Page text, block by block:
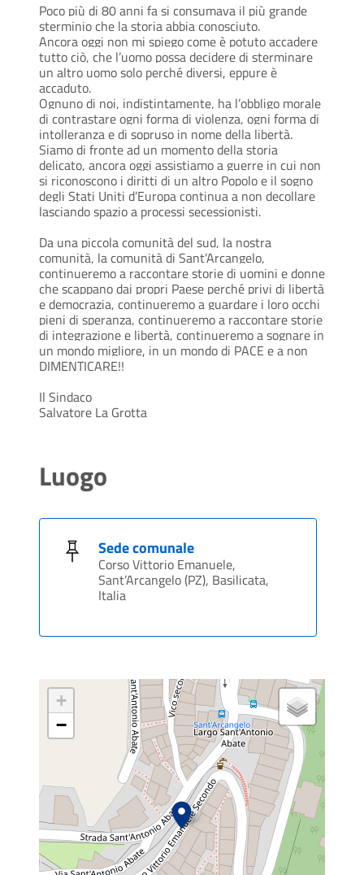
Poco più di 80 anni fa si consumava il più grande
sterminio che la storia abbia conosciuto.
Ancora oggi non mi spiego come è potuto accadere
tutto ciò, che l’uomo possa decidere di sterminare
un altro uomo solo perché diversi, eppure è
accaduto.
Ognuno di noi, indistintamente, ha l’obbligo morale
di contrastare ogni forma di violenza, ogni forma di
intolleranza e di sopruso in nome della libertà.
Siamo di fronte ad un momento della storia
delicato, ancora oggi assistiamo a guerre in cui non
si riconoscono i diritti di un altro Popolo e il sogno
degli Stati Uniti d’Europa continua a non decollare
lasciando spazio a processi secessionisti.
Da una piccola comunità del sud, la nostra
comunità, la comunità di Sant’Arcangelo,
continueremo a raccontare storie di uomini e donne
che scappano dai propri Paese perché privi di libertà
e democrazia, continueremo a guardare i loro occhi
pieni di speranza, continueremo a raccontare storie
di integrazione e libertà, continueremo a sognare in
un mondo migliore, in un mondo di PACE e a non
DIMENTICARE!!
Il Sindaco
Salvatore La Grotta
Luogo
Sede comunale
Corso Vittorio Emanuele,
Sant’Arcangelo (PZ), Basilicata,
Italia
+
−